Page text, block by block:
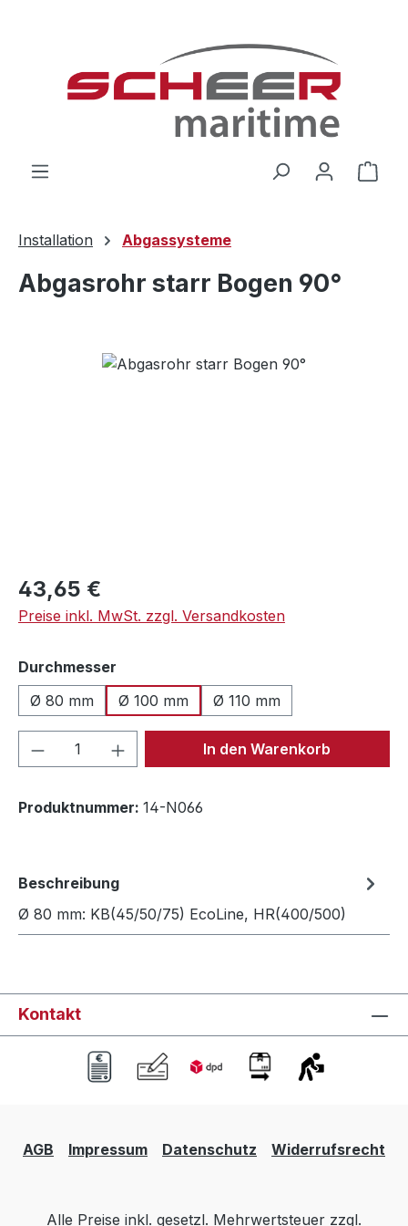
Installation Abgassysteme
Abgasrohr starr Bogen 90°
Bildergalerie überspringen
Regulärer Preis:
43,65 €
Preise inkl. MwSt. zzgl. Versandkosten
Durchmesser
Ø 80 mm
Ø 100 mm Ø 110 mm
Produkt Anzahl: Gib denIn den Warenkorb
Produktnummer: 14-N066
Beschreibung
Ø 80 mm: KB(45/50/75) EcoLine, HR(400/500)
Kontakt
AGB Impressum Datenschutz Widerrufsrecht
Alle Preise inkl. gesetzl. Mehrwertsteuer zzgl.